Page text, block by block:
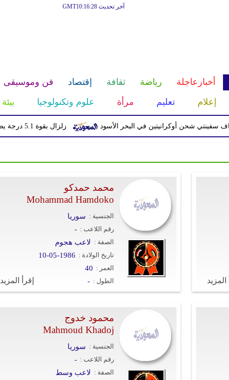
آخر تحديث GMT10:16:28
أخبارعاجلة رياضة ثقافة إقتصاد فن وموسيقى
إعلام تعليم مرأة علوم وتكنولوجيا بيئة
زلزال بقوة 5.1 درجة يضرب جنوب اليابان دون تحذير من تسونامي شحن أوكرانيتين في البحر الأسود
المزيد
محمد حمدكو
Mohammad Hamdoko
الجنسية : سوريا
رقم اللاعب : -
الصفة : لاعب هجوم
تاريخ الولادة : 10-05-1986
العمر : 40
الطول : - إقرأ المزيد
محمود خدوج
Mahmoud Khadoj
الجنسية : سوريا
رقم اللاعب : -
الصفة : لاعب وسط